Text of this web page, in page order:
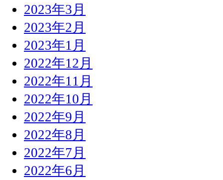
2023年3月
2023年2月
2023年1月
2022年12月
2022年11月
2022年10月
2022年9月
2022年8月
2022年7月
2022年6月